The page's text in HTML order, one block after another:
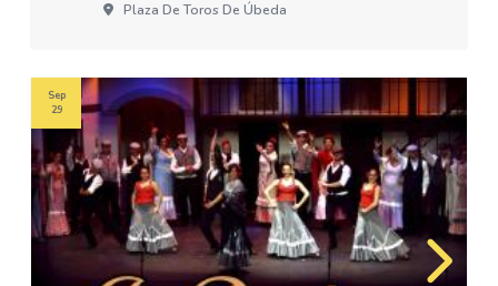
Plaza De Toros De Úbeda
Sep
29